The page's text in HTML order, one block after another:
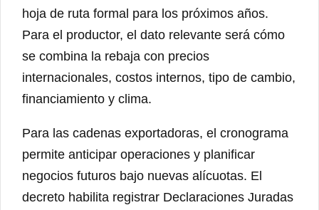
hoja de ruta formal para los próximos años.
Para el productor, el dato relevante será cómo
se combina la rebaja con precios
internacionales, costos internos, tipo de cambio,
financiamiento y clima.
Para las cadenas exportadoras, el cronograma
permite anticipar operaciones y planificar
negocios futuros bajo nuevas alícuotas. El
decreto habilita registrar Declaraciones Juradas